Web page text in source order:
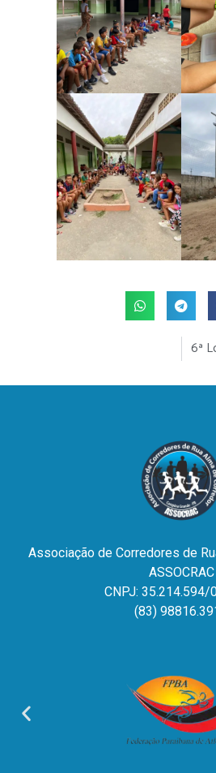
6ª
Associação de Corredores de
ASSOCRAC
CNPJ: 35.214.594/
(83)